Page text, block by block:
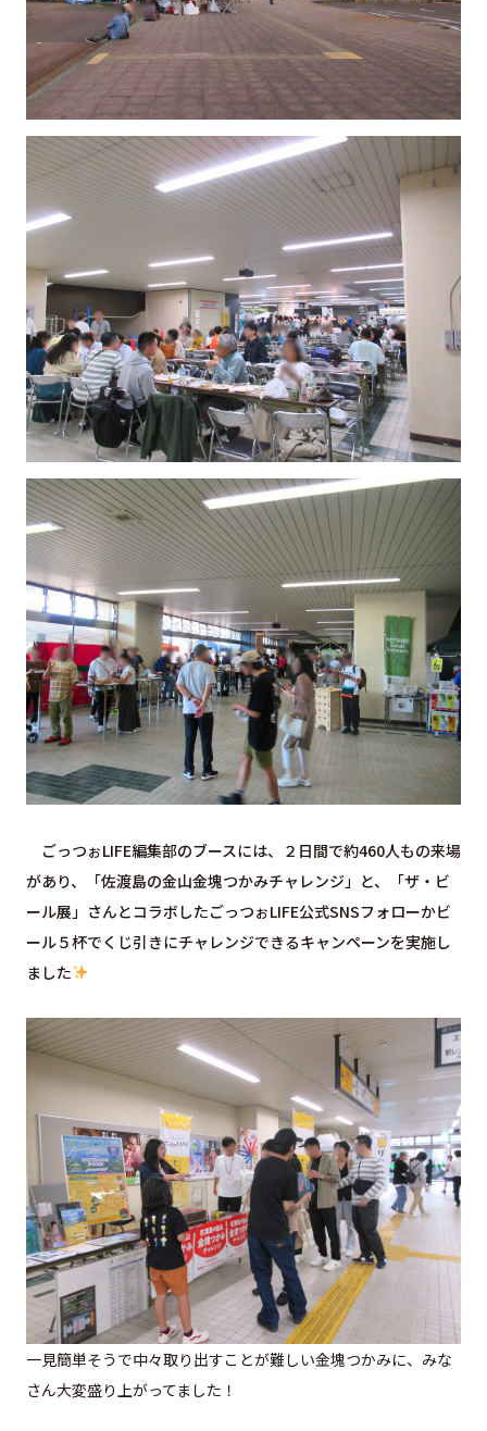
ごっつぉLIFE編集部のブースには、２日間で約460人もの来場
があり、「佐渡島の金山金塊つかみチャレンジ」と、「ザ・ビ
ール展」さんとコラボしたごっつぉLIFE公式SNSフォローかビ
ール５杯でくじ引きにチャレンジできるキャンペーンを実施し
ました
一見簡単そうで中々取り出すことが難しい金塊つかみに、みな
さん大変盛り上がってました！